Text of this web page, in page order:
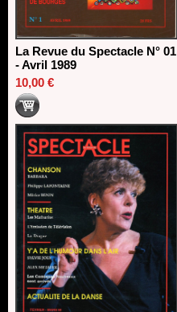
La Revue du Spectacle N° 01
- Avril 1989
10,00 €